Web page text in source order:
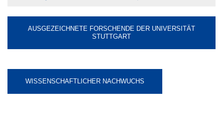
AUSGEZEICHNETE FORSCHENDE DER UNIVERSITÄT
STUTTGART
WISSENSCHAFTLICHER NACHWUCHS